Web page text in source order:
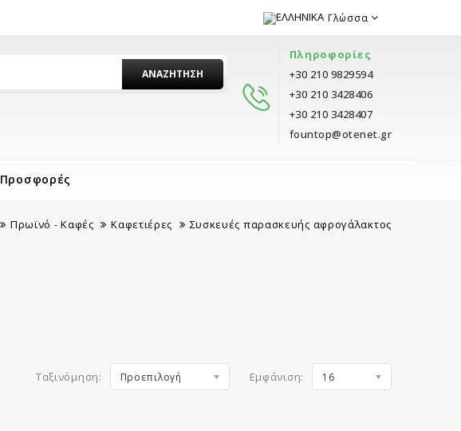
Γλώσσα
ΑΝΑΖΉΤΗΣΗ
Πληροφορίες
+30 210 9829594
+30 210 3428406
+30 210 3428407
fountop@otenet.gr
Προσφορές
Πρωϊνό - Καφές Καφετιέρες Συσκευές παρασκευής αφρογάλακτος
Ταξινόμηση: Προεπιλογή Εμφάνιση: 16